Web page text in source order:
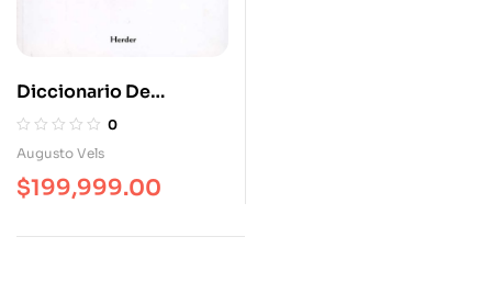
Diccionario De
Grafología (2ª Ed) Y
Términos Psicológicos
Afines
0
Augusto Vels
$199,999.00